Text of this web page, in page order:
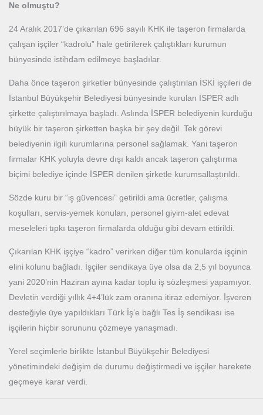
Ne olmuştu?
24 Aralık 2017’de çıkarılan 696 sayılı KHK ile taşeron firmalarda
çalışan işçiler “kadrolu” hale getirilerek çalıştıkları kurumun
bünyesinde istihdam edilmeye başladılar.
Daha önce taşeron şirketler bünyesinde çalıştırılan İSKİ işçileri de
İstanbul Büyükşehir Belediyesi bünyesinde kurulan İSPER adlı
şirkette çalıştırılmaya başladı. Aslında İSPER belediyenin kurduğu
büyük bir taşeron şirketten başka bir şey değil. Tek görevi
belediyenin ilgili kurumlarına personel sağlamak. Yani taşeron
firmalar KHK yoluyla devre dışı kaldı ancak taşeron çalıştırma
biçimi belediye içinde İSPER denilen şirketle kurumsallaştırıldı.
Sözde kuru bir “iş güvencesi” getirildi ama ücretler, çalışma
koşulları, servis-yemek konuları, personel giyim-alet edevat
meseleleri tıpkı taşeron firmalarda olduğu gibi devam ettirildi.
Çıkarılan KHK işçiye “kadro” verirken diğer tüm konularda işçinin
elini kolunu bağladı. İşçiler sendikaya üye olsa da 2,5 yıl boyunca
yani 2020’nin Haziran ayına kadar toplu iş sözleşmesi yapamıyor.
Devletin verdiği yıllık 4+4’lük zam oranına itiraz edemiyor. İşveren
desteğiyle üye yapıldıkları Türk İş’e bağlı Tes İş sendikası ise
işçilerin hiçbir sorununu çözmeye yanaşmadı.
Yerel seçimlerle birlikte İstanbul Büyükşehir Belediyesi
yönetimindeki değişim de durumu değiştirmedi ve işçiler harekete
geçmeye karar verdi.